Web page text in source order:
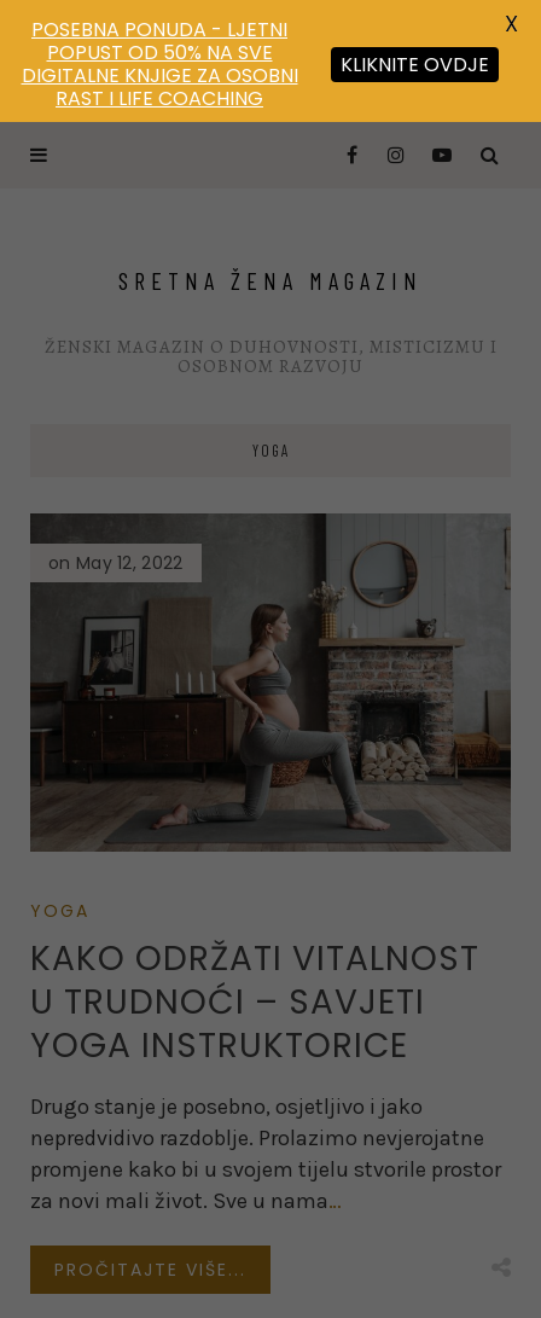
SRETNA ŽENA MAGAZIN
ŽENSKI MAGAZIN O DUHOVNOSTI, MISTICIZMU I
OSOBNOM RAZVOJU
YOGA
on May 12, 2022
YOGA
KAKO ODRŽATI VITALNOST
U TRUDNOĆI – SAVJETI
YOGA INSTRUKTORICE
Drugo stanje je posebno, osjetljivo i jako
nepredvidivo razdoblje. Prolazimo nevjerojatne
promjene kako bi u svojem tijelu stvorile prostor
za novi mali život. Sve u nama…
PROČITAJTE VIŠE...
POSEBNA PONUDA - LJETNI
POPUST OD 50% NA SVE
DIGITALNE KNJIGE ZA OSOBNI
RAST I LIFE COACHING
KLIKNITE OVDJE
X
Save